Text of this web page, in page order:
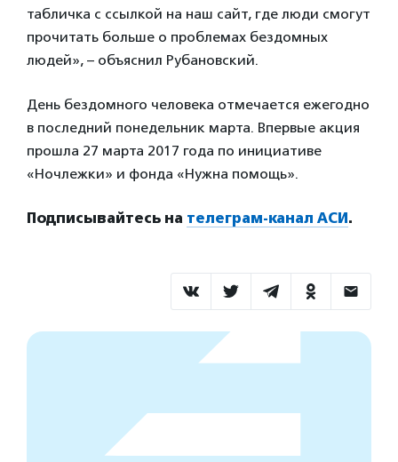
табличка с ссылкой на наш сайт, где люди смогут
прочитать больше о проблемах бездомных
людей», – объяснил Рубановский.
День бездомного человека отмечается ежегодно
в последний понедельник марта. Впервые акция
прошла 27 марта 2017 года по инициативе
«Ночлежки» и фонда «Нужна помощь».
Подписывайтесь на телеграм-канал АСИ.